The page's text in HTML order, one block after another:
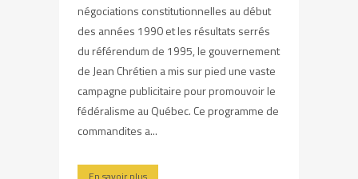
négociations constitutionnelles au début
des années 1990 et les résultats serrés
du référendum de 1995, le gouvernement
de Jean Chrétien a mis sur pied une vaste
campagne publicitaire pour promouvoir le
fédéralisme au Québec. Ce programme de
commandites a...